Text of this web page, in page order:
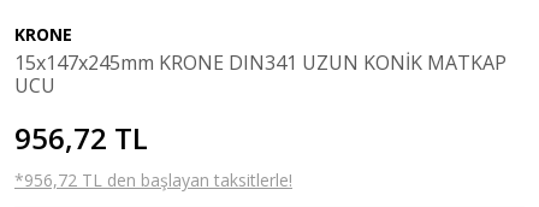
KRONE
15x147x245mm KRONE DIN341 UZUN KONİK MATKAP
UCU
956,72 TL
*956,72 TL den başlayan taksitlerle!